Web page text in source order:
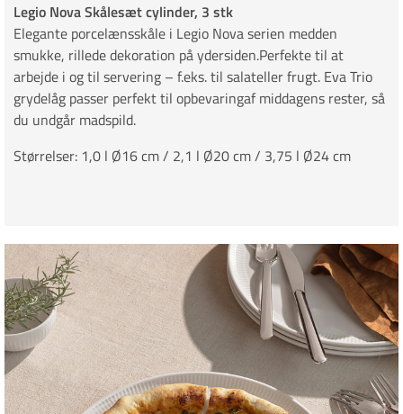
Legio Nova Skålesæt cylinder, 3 stk
Elegante porcelænsskåle i Legio Nova serien medden
smukke, rillede dekoration på ydersiden.Perfekte til at
arbejde i og til servering – f.eks. til salateller frugt. Eva Trio
grydelåg passer perfekt til opbevaringaf middagens rester, så
du undgår madspild.
Størrelser: 1,0 l Ø16 cm / 2,1 l Ø20 cm / 3,75 l Ø24 cm